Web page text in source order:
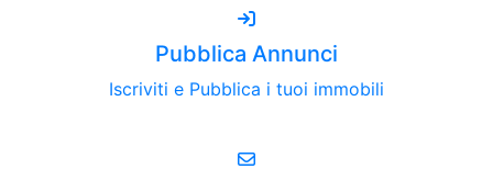
Pubblica Annunci
Iscriviti e Pubblica i tuoi immobili